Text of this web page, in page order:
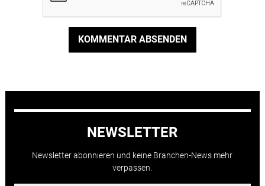
KOMMENTAR ABSENDEN
NEWSLETTER
Newsletter abonnieren und keine Branchen-News mehr
verpassen.